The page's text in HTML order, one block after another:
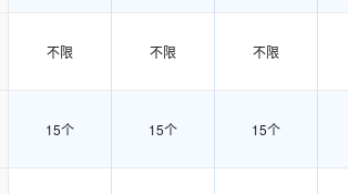
不限 不限 不限
15个 15个 15个